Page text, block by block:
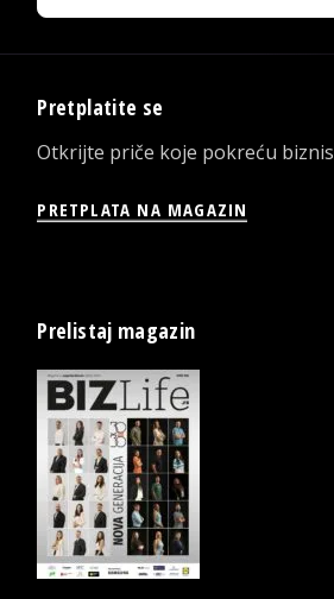
Pretplatite se
Otkrijte priče koje pokreću biznis
PRETPLATA NA MAGAZIN
Prelistaj magazin